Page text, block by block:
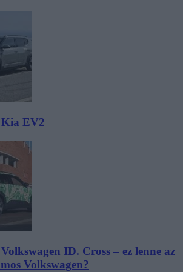
EV2
ID. Cross – ez lenne az
Volkswagen?